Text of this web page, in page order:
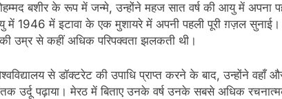
बशीर के रूप में जन्मे, उन्होंने महज सात वर्ष की आयु में अपना
में 1946 में इटावा के एक मुशायरे में अपनी पहली पूरी ग़ज़ल
उम्र से कहीं अधिक परिपक्वता झलकती थी।
से डॉक्टरेट की उपाधि प्राप्त करने के बाद, उन्होंने वहाँ
उर्दू पढ़ाया। मेरठ में बिताए उनके वर्ष उनके सबसे अधिक